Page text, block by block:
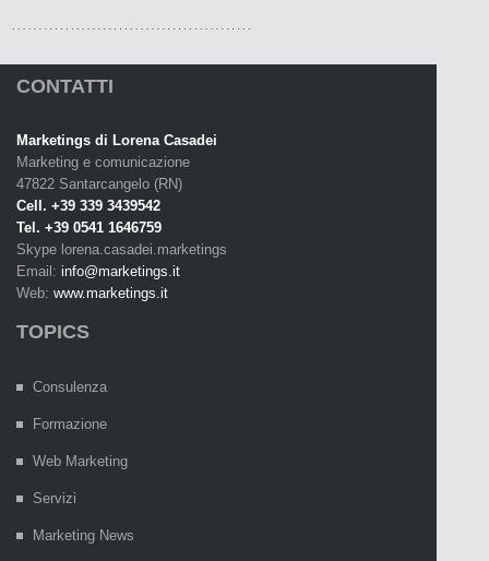
CONTATTI
Marketings di Lorena Casadei
Marketing e comunicazione
47822 Santarcangelo (RN)
Cell. +39 339 3439542
Tel. +39 0541 1646759
Skype lorena.casadei.marketings
Email: info@marketings.it
Web: www.marketings.it
TOPICS
Consulenza
Formazione
Web Marketing
Servizi
Marketing News